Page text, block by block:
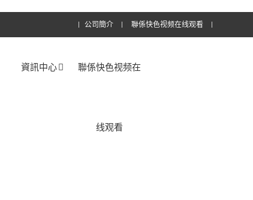
公司簡介 聯係快色视频在线观看
資訊中心 聯係快色视频在
线观看